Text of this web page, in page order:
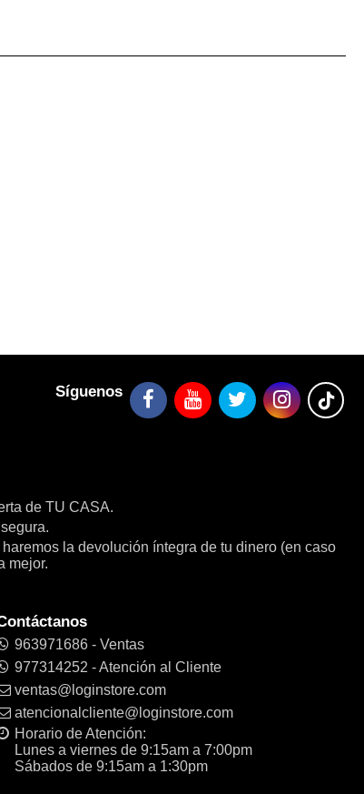
Síguenos
de TU CASA.
la devolución íntegra de tu dinero (en caso
mejor.
963971686 - Ventas
977314252 - Atención al Cliente
ventas@loginstore.com
atencionalcliente@loginstore.com
Horario de Atención:
Lunes a viernes de 9:15am a 7:00pm
Sábados de 9:15am a 1:30pm